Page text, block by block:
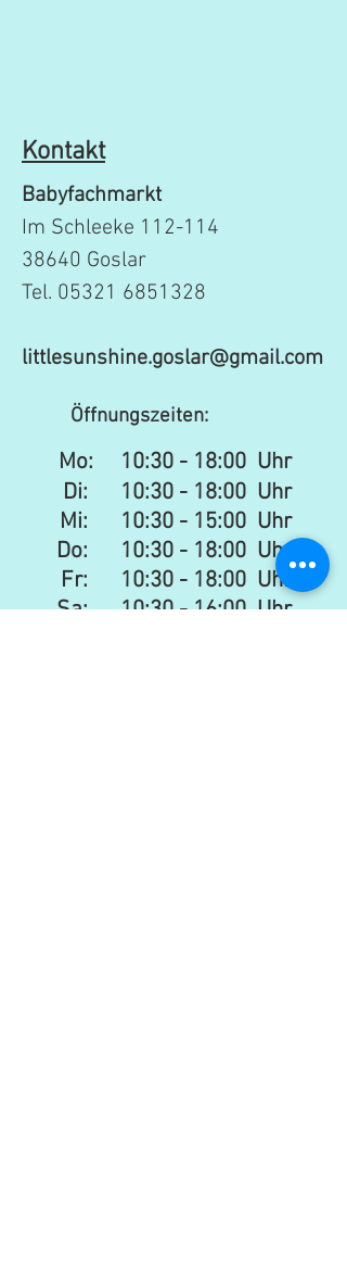
Kontakt
Babyfachmarkt
Im Schleeke 112-114
38640 Goslar
Tel. 05321 6851328
littlesunshine.goslar@gmail.com
Öffnungszeiten:
Mo: 10:30 - 18:00 Uhr
Di: 10:30 - 18:00 Uhr
Mi: 10:30 - 15:00 Uhr​​
Do: 10:30 - 18:00 Uhr
Fr: 10:30 - 18:00 Uhr
Sa:10:30 - 16:00 Uhr